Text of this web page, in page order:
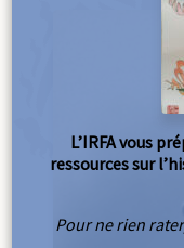
L’IRFA vous
ressources sur
Pour ne rien